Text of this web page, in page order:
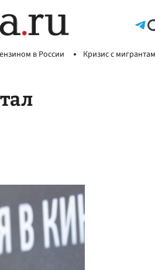
в России Кризис с